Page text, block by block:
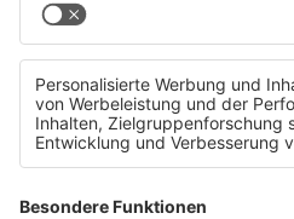
hast du einen Report mit
Bereichen — und siehst, wo
ankommt. Kein
→teddy.click/podsignal
Wenn du lieber direkt
Pitch.teddy.click/termin